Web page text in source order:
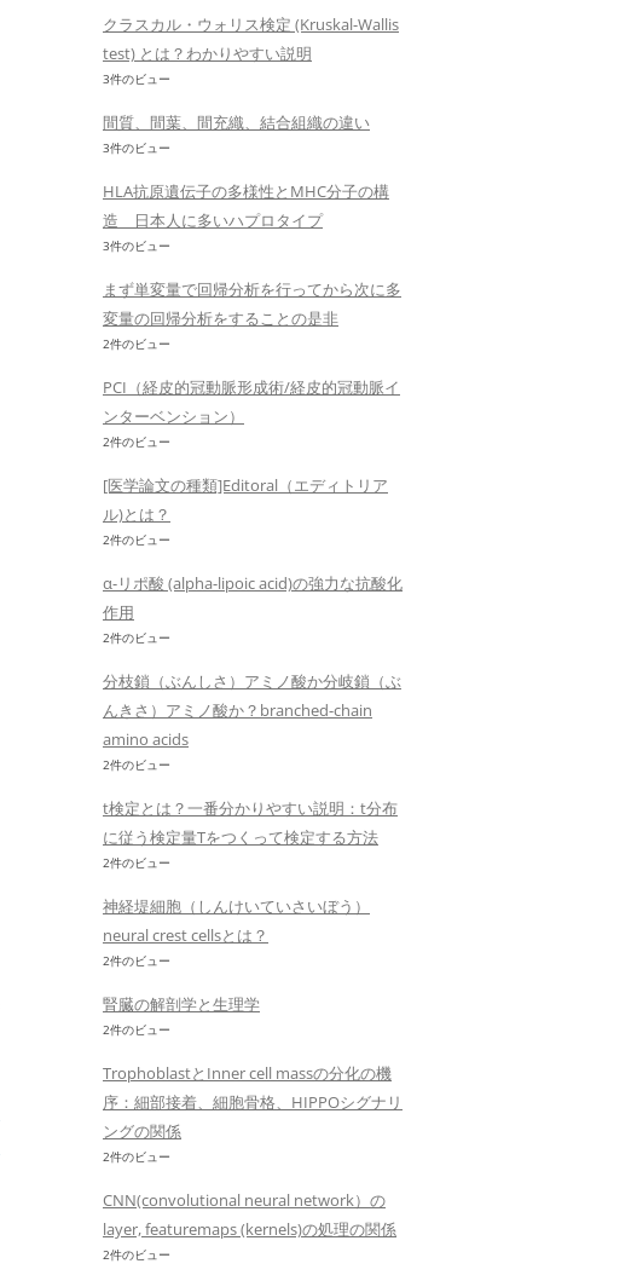
クラスカル・ウォリス検定 (Kruskal-Wallis
test) とは？わかりやすい説明
3件のビュー
間質、間葉、間充織、結合組織の違い
3件のビュー
HLA抗原遺伝子の多様性とMHC分子の構
造 日本人に多いハプロタイプ
3件のビュー
まず単変量で回帰分析を行ってから次に多
変量の回帰分析をすることの是非
2件のビュー
PCI（経皮的冠動脈形成術/経皮的冠動脈イ
ンターベンション）
2件のビュー
[医学論文の種類]Editoral（エディトリア
ル)とは？
2件のビュー
α-リポ酸 (alpha-lipoic acid)の強力な抗酸化
作用
2件のビュー
分枝鎖（ぶんしさ）アミノ酸か分岐鎖（ぶ
んきさ）アミノ酸か？branched-chain
amino acids
2件のビュー
t検定とは？一番分かりやすい説明：t分布
に従う検定量Tをつくって検定する方法
2件のビュー
神経堤細胞（しんけいていさいぼう）
neural crest cellsとは？
2件のビュー
腎臓の解剖学と生理学
2件のビュー
TrophoblastとInner cell massの分化の機
序：細部接着、細胞骨格、HIPPOシグナリ
ングの関係
2件のビュー
CNN(convolutional neural network）の
layer, featuremaps (kernels)の処理の関係
2件のビュー